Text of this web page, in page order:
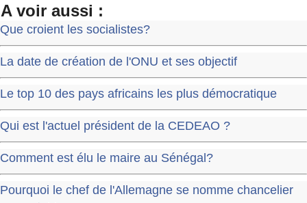
A voir aussi :
Que croient les socialistes?
La date de création de l'ONU et ses objectif
Le top 10 des pays africains les plus démocratique
Qui est l'actuel président de la CEDEAO ?
Comment est élu le maire au Sénégal?
Pourquoi le chef de l'Allemagne se nomme chancelier